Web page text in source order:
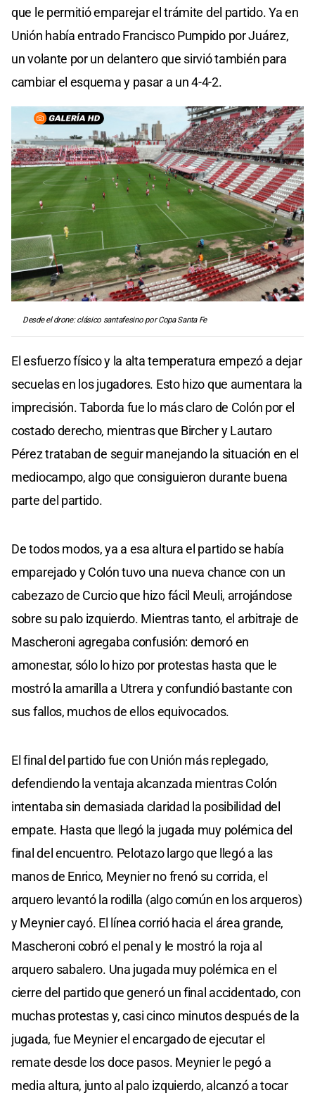
que le permitió emparejar el trámite del partido. Ya en
Unión había entrado Francisco Pumpido por Juárez,
un volante por un delantero que sirvió también para
cambiar el esquema y pasar a un 4-4-2.
Desde el drone: clásico santafesino por Copa Santa Fe
El esfuerzo físico y la alta temperatura empezó a dejar
secuelas en los jugadores. Esto hizo que aumentara la
imprecisión. Taborda fue lo más claro de Colón por el
costado derecho, mientras que Bircher y Lautaro
Pérez trataban de seguir manejando la situación en el
mediocampo, algo que consiguieron durante buena
parte del partido.
De todos modos, ya a esa altura el partido se había
emparejado y Colón tuvo una nueva chance con un
cabezazo de Curcio que hizo fácil Meuli, arrojándose
sobre su palo izquierdo. Mientras tanto, el arbitraje de
Mascheroni agregaba confusión: demoró en
amonestar, sólo lo hizo por protestas hasta que le
mostró la amarilla a Utrera y confundió bastante con
sus fallos, muchos de ellos equivocados.
El final del partido fue con Unión más replegado,
defendiendo la ventaja alcanzada mientras Colón
intentaba sin demasiada claridad la posibilidad del
empate. Hasta que llegó la jugada muy polémica del
final del encuentro. Pelotazo largo que llegó a las
manos de Enrico, Meynier no frenó su corrida, el
arquero levantó la rodilla (algo común en los arqueros)
y Meynier cayó. El línea corrió hacia el área grande,
Mascheroni cobró el penal y le mostró la roja al
arquero sabalero. Una jugada muy polémica en el
cierre del partido que generó un final accidentado, con
muchas protestas y, casi cinco minutos después de la
jugada, fue Meynier el encargado de ejecutar el
remate desde los doce pasos. Meynier le pegó a
media altura, junto al palo izquierdo, alcanzó a tocar